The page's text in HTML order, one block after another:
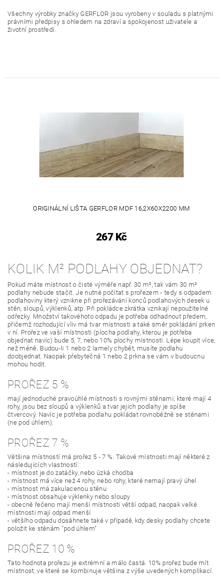
Všechny výrobky značky GERFLOR jsou vyrobeny v souladu s platnými
právními předpisy s ohledem na zdraví a spokojenost uživatele a
životní prostředí.
ORIGINÁLNÍ LIŠTA GERFLOR MDF 16,2X60X2200 MM
267 Kč
KOLIK M² PODLAHY OBJEDNAT?
Pokud máte místnost o čisté výměře např. 30 m², tak vám 30 m²
podlahy nebude stačit. Je nutné počítat s prořezem - tedy s odpadem
podlahoviny který vznikne při prořezávání konců podlahových desek u
stěn, sloupů, výklenků, atp. Při pokládce zkrátka vznikají nepoužitelné
odřezky. Množství takovéhoto odpadu je potřeba odhadnout předem,
přičemž rozhodující vliv má tvar místnosti a také směr pokládání prken
v ní. Prořez ve vaší místnosti (plocha podlahy, kterou je potřeba
objednat navíc) bude 5, 7, nebo 10% plochy místnosti. Lépe koupit více,
než méně. Budou-li 1 nebo 2 lamely chybět, musíte podlahu
doobjednat. Naopak přebytečná 1 nebo 2 prkna se vám v budoucnu
mohou hodit.
PROŘEZ 5 %
mají jednoduché pravoúhlé místnosti s rovnými stěnami, které mají 4
rohy, jsou bez sloupů a výklenků a tvar jejich podlahy je spíše
čtvercový. Navíc je potřeba podlahu pokládat rovnoběžně se stěnami
(ne pod úhlem).
PROŘEZ 7 %
Většina místností má prořez 5 - 7 %. Takové místnosti mají některé z
následujících vlastností:
- místnost je do zatáčky, nebo úzká chodba
- místnost má více než 4 rohy, nebo rohy, které nemají pravý úhel
- místnost má zakulacenou stěnu
- místnost obsahuje výklenky nebo sloupy
- obecně řečeno mají menší místnosti větší odpad, naopak velké
místnosti mají odpad menší
- většího odpadu dosáhnete také v případě, kdy desky podlahy chcete
položit ke stěnám "pod úhlem"
PROŘEZ 10 %
Tato hodnota prořezu je extrémní a málo častá. 10% prořez bude mít
místnost, ve které se kombinuje většina z výše uvedených komplikací.